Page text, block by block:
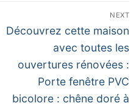
NEXT
Next
Découvrez cette maison
avec toutes les
ouvertures rénovées :
Porte fenêtre PVC
bicolore : chêne doré à